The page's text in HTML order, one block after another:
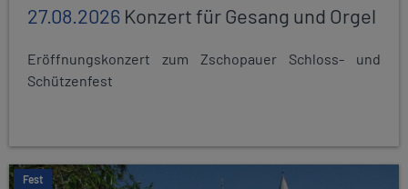
27.08.2026 Konzert für Gesang und Orgel
Eröffnungskonzert zum Zschopauer Schloss- und
Schützenfest
Fest